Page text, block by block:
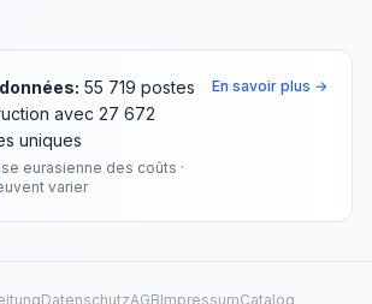
55 719 postes
avec 27 672
uniques
eurasienne des coûts ·
varier
En savoir plus →
DatenschutzAGBImpressumCatalog